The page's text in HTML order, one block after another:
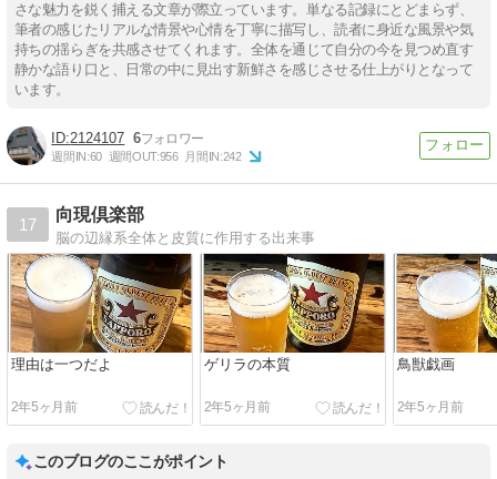
さな魅力を鋭く捕える文章が際立っています。単なる記録にとどまらず、
筆者の感じたリアルな情景や心情を丁寧に描写し、読者に身近な風景や気
持ちの揺らぎを共感させてくれます。全体を通じて自分の今を見つめ直す
静かな語り口と、日常の中に見出す新鮮さを感じさせる仕上がりとなって
います。
2124107 6
週間IN:60 週間OUT:956 月間IN:242
17
向現倶楽部
脳の辺縁系全体と皮質に作用する出来事
理由は一つだよ
2年5ヶ月前
ゲリラの本質
2年5ヶ月前
鳥獣戯画
2年5ヶ月前
このブログのここがポイント